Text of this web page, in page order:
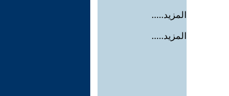
المزيد.....
المزيد.....